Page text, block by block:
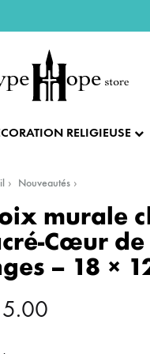
COLLECTION
AUTRES BIJOUX
RELIGIEUSE
Nouveautés
murale
Cœur de
– 18 ×